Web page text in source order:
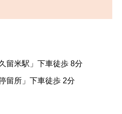
留米駅」下車徒歩 8分
留所」下車徒歩 2分